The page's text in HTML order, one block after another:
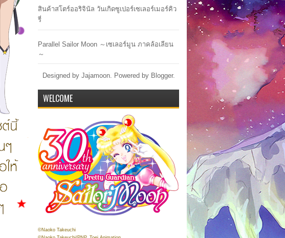
สินค้าสโตร์ออริจินัล วันเกิดซูเปอร์เซเลอร์เมอร์คิว
รี่
Parallel Sailor Moon ～เซเลอร์มูน ภาคล้อเลียน
～
Designed by Jajamoon. Powered by Blogger.
WELCOME
©Naoko Takeuchi